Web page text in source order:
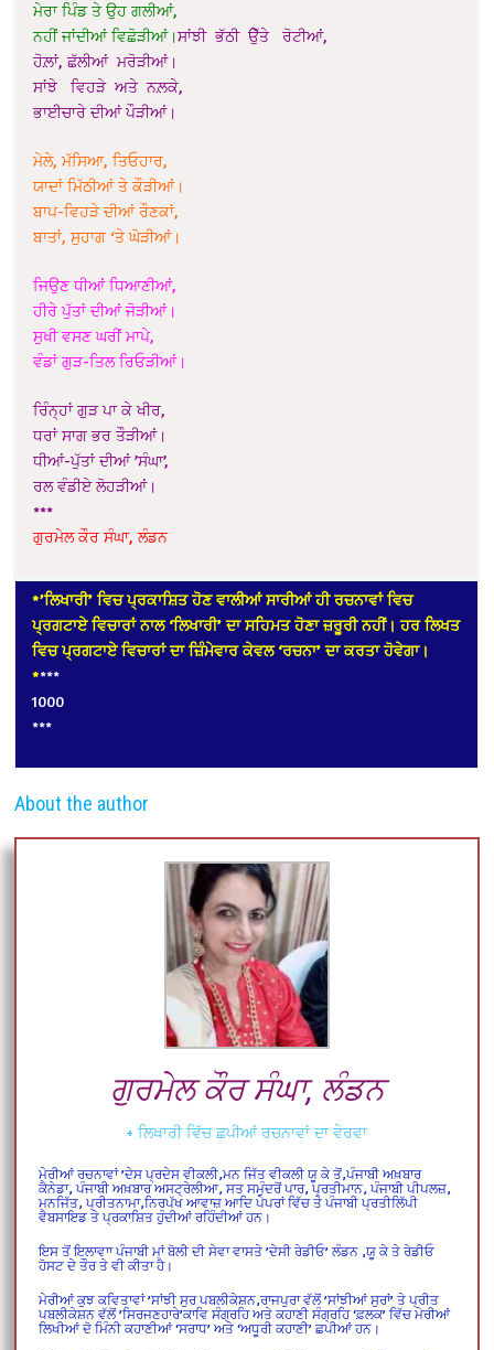
ਮੇਰਾ ਪਿੰਡ ਤੇ ਉਹ ਗਲੀਆਂ,
ਨਹੀਂ ਜਾਂਦੀਆਂ ਵਿਛੋੜੀਆਂ।ਸਾਂਝੀ ਭੱਠੀ ੳੇੁੱਤੇ ਰੋਟੀਆਂ,
ਹੋਲ਼ਾਂ, ਛੱਲੀਆਂ ਮਰੋੜੀਆਂ।
ਸਾਂਝੇ ਵਿਹੜੇ ਅਤੇ ਨਲ਼ਕੇ,
ਭਾਈਚਾਰੇ ਦੀਆਂ ਪੌੜੀਆਂ।
ਮੇਲੇ, ਮੱਸਿਆ, ਤਿਓਹਾਰ,
ਯਾਦਾਂ ਮਿੱਠੀਆਂ ਤੇ ਕੌੜੀਆਂ।
ਬਾਪ-ਵਿਹੜੇ ਦੀਆਂ ਰੌਣਕਾਂ,
ਬਾਤਾਂ, ਸੁਹਾਗ ‘ਤੇ ਘੋੜੀਆਂ।
ਜਿਉਣ ਧੀਆਂ ਧਿਆਣੀਆਂ,
ਹੀਰੇ ਪੁੱਤਾਂ ਦੀਆਂ ਜੋੜੀਆਂ।
ਸੁਖੀ ਵਸਣ ਘਰੀਂ ਮਾਪੇ,
ਵੰਡਾਂ ਗੁੜ-ਤਿਲ ਰਿਓੜੀਆਂ।
ਰਿੰਨ੍ਹਾਂ ਗੁੜ ਪਾ ਕੇ ਖੀਰ,
ਧਰਾਂ ਸਾਗ ਭਰ ਤੌੜੀਆਂ।
ਧੀਆਂ-ਪੁੱਤਾਂ ਦੀਆਂ ’ਸੰਘਾ’,
ਰਲ ਵੰਡੀਏ ਲੋਹੜੀਆਂ।
***
ਗੁਰਮੇਲ ਕੌਰ ਸੰਘਾ, ਲੰਡਨ
*’ਲਿਖਾਰੀ’ ਵਿਚ ਪ੍ਰਕਾਸ਼ਿਤ ਹੋਣ ਵਾਲੀਆਂ ਸਾਰੀਆਂ ਹੀ ਰਚਨਾਵਾਂ ਵਿਚ
ਪ੍ਰਗਟਾਏ ਵਿਚਾਰਾਂ ਨਾਲ ‘ਲਿਖਾਰੀ’ ਦਾ ਸਹਿਮਤ ਹੋਣਾ ਜ਼ਰੂਰੀ ਨਹੀਂ। ਹਰ ਲਿਖਤ
ਵਿਚ ਪ੍ਰਗਟਾਏ ਵਿਚਾਰਾਂ ਦਾ ਜ਼ਿੰਮੇਵਾਰ ਕੇਵਲ ‘ਰਚਨਾ’ ਦਾ ਕਰਤਾ ਹੋਵੇਗਾ।
****
1000
***
About the author
ਗੁਰਮੇਲ ਕੌਰ ਸੰਘਾ, ਲੰਡਨ
+ ਲਿਖਾਰੀ ਵਿੱਚ ਛਪੀਆਂ ਰਚਨਾਵਾਂ ਦਾ ਵੇਰਵਾ
ਮੇਰੀਆਂ ਰਚਨਾਵਾਂ ’ਦੇਸ ਪ੍ਰਦੇਸ ਵੀਕਲੀ,ਮਨ ਜਿੱਤ ਵੀਕਲੀ ਯੂ ਕੇ ਤੋਂ,ਪੰਜਾਬੀ ਅਖ਼ਬਾਰ
ਕੈਨੇਡਾ, ਪੰਜਾਬੀ ਅਖ਼ਬਾਰ ਅਸਟ੍ਰੇਲੀਆ, ਸਤ ਸਮੁੰਦਰੋਂ ਪਾਰ, ਪ੍ਰਤੀਮਾਨ, ਪੰਜਾਬੀ ਪੀਪਲਜ਼,
ਮਨਜਿੱਤ, ਪ੍ਰੀਤਨਾਮਾ,ਨਿਰਪੱਖ ਆਵਾਜ਼ ਆਦਿ ਪੇਪਰਾਂ ਵਿੱਚ ਤੇ ਪੰਜਾਬੀ ਪ੍ਰਤੀਲਿੱਪੀ
ਵੈਬਸਾਇਡ ਤੇ ਪ੍ਰਕਾਸ਼ਿਤ ਹੁੰਦੀਆਂ ਰਹਿੰਦੀਆਂ ਹਨ।
ਇਸ ਤੋਂ ਇਲਾਵਾਾ ਪੰਜਾਬੀ ਮਾਂ ਬੋਲੀ ਦੀ ਸੇਵਾ ਵਾਸਤੇ ’ਦੇਸੀ ਰੇਡੀਓ’ ਲੰਡਨ ,ਯੂ ਕੇ ਤੇ ਰੇਡੀਓ
ਹੋਸਟ ਦੇ ਤੌਰ ਤੇ ਵੀ ਕੀਤਾ ਹੈ।
ਮੇਰੀਆਂ ਕੁਝ ਕਵਿਤਾਵਾਂ ’ਸਾਂਝੀ ਸੁਰ ਪਬਲੀਕੇਸ਼ਨ,ਰਾਜਪੁਰਾ ਵੱਲੋਂ ’ਸਾਂਝੀਆਂ ਸੁਰਾਂ’ ਤੇ ਪ੍ਰੀਤ
ਪਬਲੀਕੇਸ਼ਨ ਵੱਲੋਂ ’ਸਿਰਜਣਹਾਰੇ’ਕਾਵਿ ਸੰਗ੍ਰਹਿ ਅਤੇ ਕਹਾਣੀ ਸੰਗ੍ਰਹਿ ‘ਫ਼ਲਕ’ ਵਿੱਚ ਮੇਰੀਆਂ
ਲਿਖੀਆਂ ਦੋ ਮਿੰਨੀ ਕਹਾਣੀਆਂ ‘ਸਰਾਧ’ ਅਤੇ ‘ਅਧੂਰੀ ਕਹਾਣੀ’ ਛਪੀਆਂ ਹਨ।